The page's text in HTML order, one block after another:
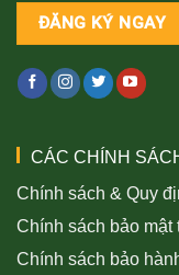
CÁC CHÍNH
Chính sách & Quy
Chính sách bảo mật
Chính sách bảo